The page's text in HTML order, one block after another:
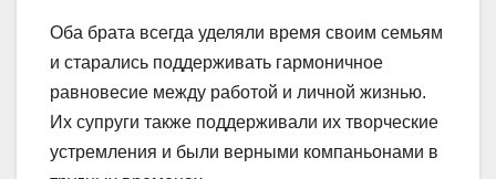
Оба брата всегда уделяли время своим семьям
и старались поддерживать гармоничное
равновесие между работой и личной жизнью.
Их супруги также поддерживали их творческие
устремления и были верными компаньонами в